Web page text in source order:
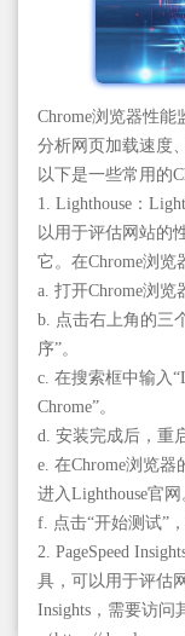
Chrome浏览器性
分析网页加载速度
以下是一些常用的
1. Lighthouse：
以用于评估网站的
它。在Chrome浏览
a. 打开Chrome浏览
b. 点击右上角的三
序”。
c. 在搜索框中输入
Chrome”。
d. 安装完成后，重
e. 在Chrome浏览器
进入Lighthouse官网
f. 点击“开始测试”
2. PageSpeed
具，可以用于评估
Insights，需要访问